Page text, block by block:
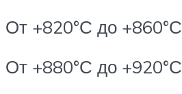
От +820°С до +860°С
От +880°С до +920°С